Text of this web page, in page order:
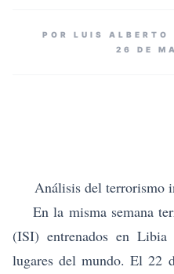
POR LUIS
26 DE
Análisis del terrorismo
En la misma semana
(ISI) entrenados en Libia
lugares del mundo. El 22